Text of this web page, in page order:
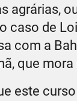
agrárias,
caso de
com a
que
este